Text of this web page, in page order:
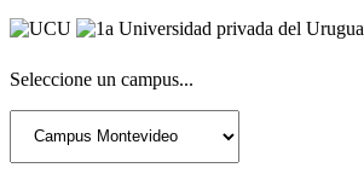
Seleccione un campus...